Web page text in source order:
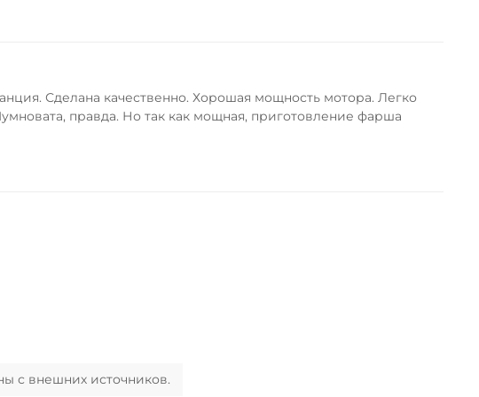
Сделана качественно. Хорошая мощность мотора. Легко
правда. Но так как мощная, приготовление фарша
с внешних источников.